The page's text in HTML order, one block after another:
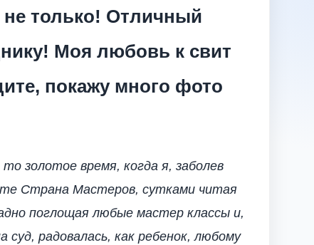
только! Отличный
Моя любовь к свит
покажу много фото
золотое время, когда я, заболев
Страна Мастеров, сутками читая
поглощая любые мастер классы и,
радовалась, как ребенок, любому